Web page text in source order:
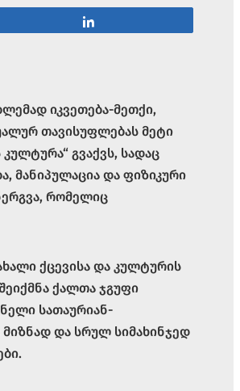
იკვეთება-მეთქი,
თავისუფლებას მეტი
გვაქვს, სადაც
მანიპულაცია და ფიზიკური
რომელიც
ქცევისა და კულტურის
ქალთა ჯგუფი
სათაურიან-
მიზნად და სრულ სიმახინჯედ